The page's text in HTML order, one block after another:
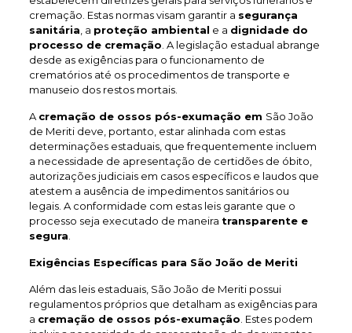
cremação. Estas normas visam garantir a segurança
sanitária , a proteção ambiental e a dignidade do
processo de cremação . A legislação estadual abrange
desde as exigências para o funcionamento de
crematórios até os procedimentos de transporte e
manuseio dos restos mortais.
A cremação de ossos pós-exumação em São João
de Meriti deve, portanto, estar alinhada com estas
determinações estaduais, que frequentemente incluem
a necessidade de apresentação de certidões de óbito,
autorizações judiciais em casos específicos e laudos que
atestem a ausência de impedimentos sanitários ou
legais. A conformidade com estas leis garante que o
processo seja executado de maneira transparente e
segura
Exigências Específicas para São João de Meriti
Além das leis estaduais, São João de Meriti possui
regulamentos próprios que detalham as exigências para
a cremação de ossos pós-exumação . Estes podem